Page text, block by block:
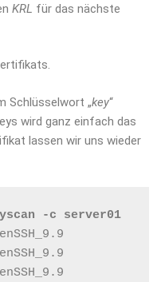
KRL für das nächste
Schlüsselwort „key“
wird ganz einfach das
lassen wir uns wieder
-c server01